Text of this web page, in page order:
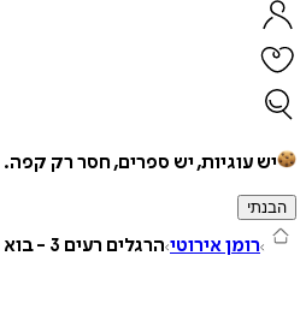
יש עוגיות, יש ספרים, חסר רק קפה.
הבנתי
רומן אירוטי הרגלים רעים 3 - בוא נחטא ביחד